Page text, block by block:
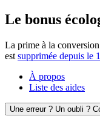
Le bonus
La prime à la
est supprimée depuis le
À propos
Liste des aides
Une erreur ? Un oubli ?